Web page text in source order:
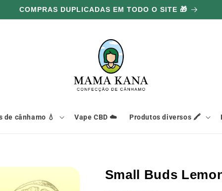
COMPRAS DUPLICADAS EM TODO O SITE 🎁
de cânhamo 💧 Vape CBD ☁️ Produtos diversos 🖍️
Small Buds